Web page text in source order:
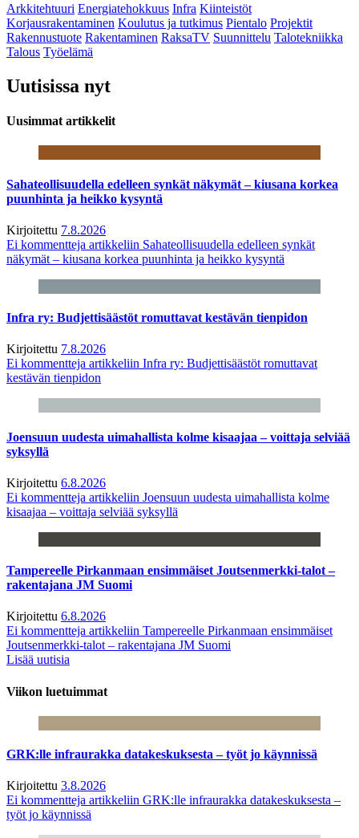
Arkkitehtuuri Energiatehokkuus Infra Kiinteistöt
Korjausrakentaminen Koulutus ja tutkimus Pientalo Projektit
Rakennustuote Rakentaminen RaksaTV Suunnittelu Talotekniikka
Talous Työelämä
Uutisissa nyt
Uusimmat artikkelit
Sahateollisuudella edelleen synkät näkymät – kiusana korkea
puunhinta ja heikko kysyntä
Kirjoitettu 7.8.2026
Ei kommentteja artikkeliin Sahateollisuudella edelleen synkät
näkymät – kiusana korkea puunhinta ja heikko kysyntä
Infra ry: Budjettisäästöt romuttavat kestävän tienpidon
Kirjoitettu 7.8.2026
Ei kommentteja artikkeliin Infra ry: Budjettisäästöt romuttavat
kestävän tienpidon
Joensuun uudesta uimahallista kolme kisaajaa – voittaja selviää
syksyllä
Kirjoitettu 6.8.2026
Ei kommentteja artikkeliin Joensuun uudesta uimahallista kolme
kisaajaa – voittaja selviää syksyllä
Tampereelle Pirkanmaan ensimmäiset Joutsenmerkki-talot –
rakentajana JM Suomi
Kirjoitettu 6.8.2026
Ei kommentteja artikkeliin Tampereelle Pirkanmaan ensimmäiset
Joutsenmerkki-talot – rakentajana JM Suomi
Lisää uutisia
Viikon luetuimmat
GRK:lle infraurakka datakeskuksesta – työt jo käynnissä
Kirjoitettu 3.8.2026
Ei kommentteja artikkeliin GRK:lle infraurakka datakeskuksesta –
työt jo käynnissä